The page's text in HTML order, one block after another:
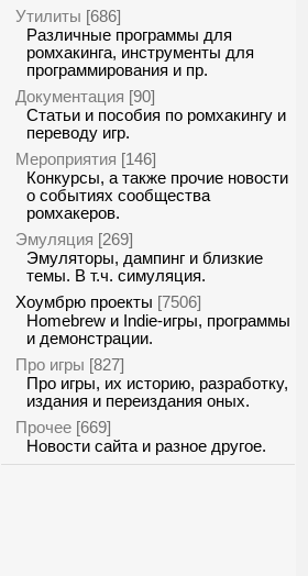
Утилиты [686]
Различные программы для
ромхакинга, инструменты для
программирования и пр.
Документация [90]
Статьи и пособия по ромхакингу и
переводу игр.
Мероприятия [146]
Конкурсы, а также прочие новости
о событиях сообщества
ромхакеров.
Эмуляция [269]
Эмуляторы, дампинг и близкие
темы. В т.ч. симуляция.
Хоумбрю проекты [7506]
Homebrew и Indie-игры, программы
и демонстрации.
Про игры [827]
Про игры, их историю, разработку,
издания и переиздания оных.
Прочее [669]
Новости сайта и разное другое.